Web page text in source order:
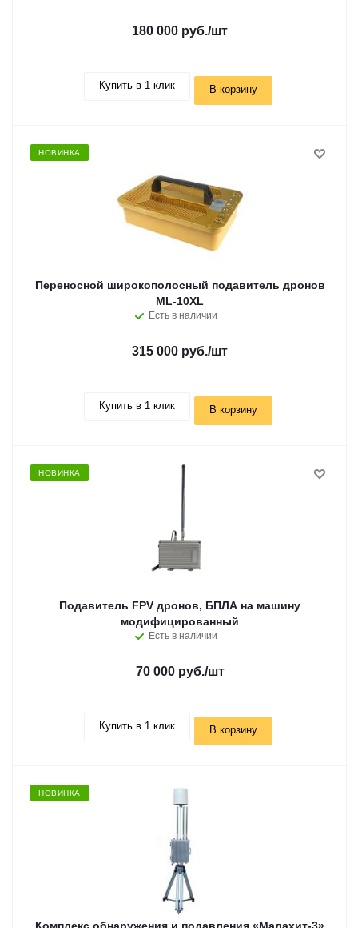
180 000 руб./шт
Купить в 1 клик В корзину
НОВИНКА
Переносной широкополосный подавитель дронов
ML-10XL
Есть в наличии
315 000 руб./шт
Купить в 1 клик В корзину
НОВИНКА
Подавитель FPV дронов, БПЛА на машину
модифицированный
Есть в наличии
70 000 руб./шт
Купить в 1 клик В корзину
НОВИНКА